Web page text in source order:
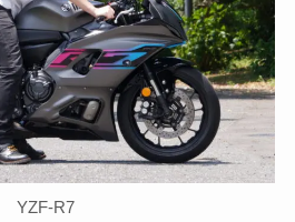
YZF-R7